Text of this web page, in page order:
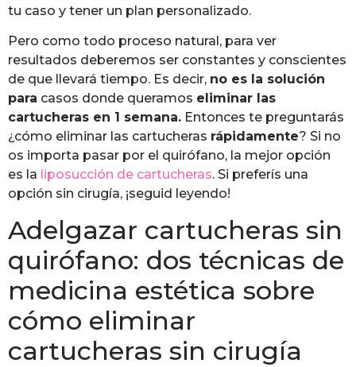
tu caso y tener un plan personalizado.
Pero como todo proceso natural, para ver
resultados deberemos ser constantes y conscientes
de que llevará tiempo. Es decir, no es la solución
para casos donde queramos eliminar las
cartucheras en 1 semana. Entonces te preguntarás
¿cómo eliminar las cartucheras rápidamente? Si no
os importa pasar por el quirófano, la mejor opción
es la liposucción de cartucheras. Si preferís una
opción sin cirugía, ¡seguid leyendo!
Adelgazar cartucheras sin
quirófano: dos técnicas de
medicina estética sobre
cómo eliminar
cartucheras sin cirugía